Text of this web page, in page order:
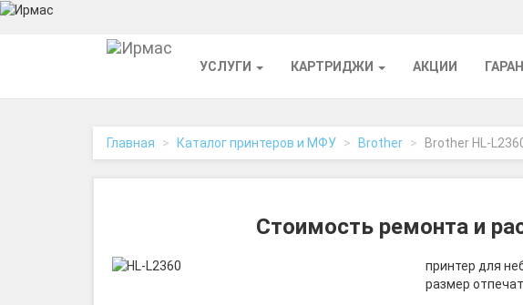
УСЛУГИ КАРТРИДЖИ АКЦИИ
Главная Каталог принтеров и МФУ Brother Brother HL-
Стоимость ремонта и
принтер для
размер